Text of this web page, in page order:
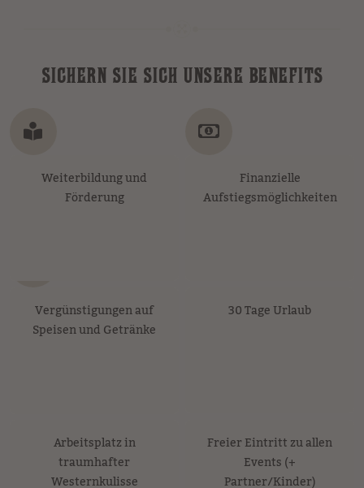
SICHERN SIE SICH UNSERE BENEFITS
Weiterbildung und
Förderung
Finanzielle
Aufstiegsmöglichkeiten
Vergünstigungen auf
Speisen und Getränke
30 Tage Urlaub
Arbeitsplatz in
traumhafter
Westernkulisse
Freier Eintritt zu allen
Events (+
Partner/Kinder)